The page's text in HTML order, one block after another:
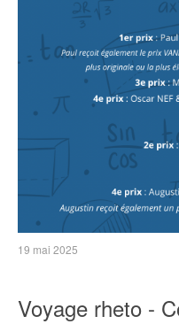
19 mai 2025
Voyage rheto -